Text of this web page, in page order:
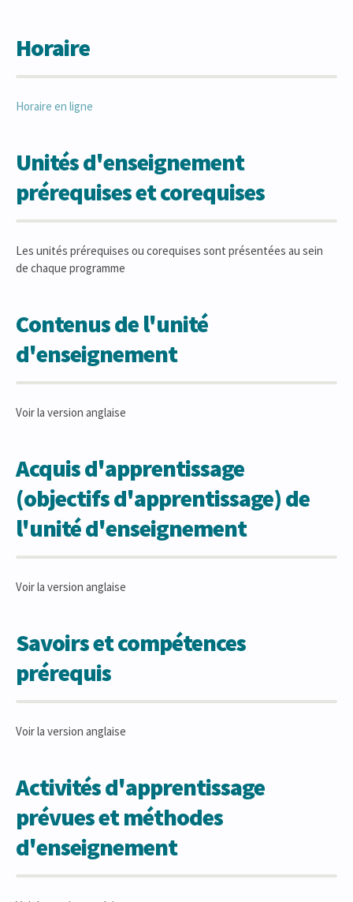
Horaire
Horaire en ligne
Unités d'enseignement
prérequises et corequises
Les unités prérequises ou corequises sont présentées au sein
de chaque programme
Contenus de l'unité
d'enseignement
Voir la version anglaise
Acquis d'apprentissage
(objectifs d'apprentissage) de
l'unité d'enseignement
Voir la version anglaise
Savoirs et compétences
prérequis
Voir la version anglaise
Activités d'apprentissage
prévues et méthodes
d'enseignement